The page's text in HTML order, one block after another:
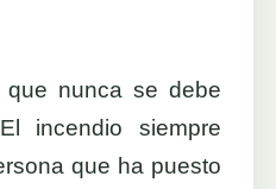
nunca se debe
incendio siempre
que ha puesto